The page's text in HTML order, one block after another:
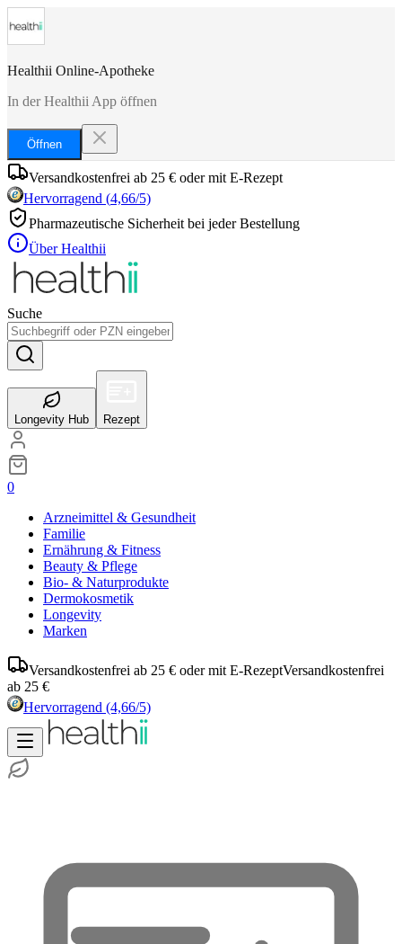
Healthii Online-Apotheke
In der Healthii App öffnen
Öffnen
Versandkostenfrei ab 25 € oder mit E-Rezept
Hervorragend (4,66/5)
Pharmazeutische Sicherheit bei jeder Bestellung
Über Healthii
Suche
Longevity Hub Rezept
0
Arzneimittel & Gesundheit
Familie
Ernährung & Fitness
Beauty & Pflege
Bio- & Naturprodukte
Dermokosmetik
Longevity
Marken
Versandkostenfrei ab 25 € oder mit E-RezeptVersandkostenfrei
ab 25 €
Hervorragend (4,66/5)